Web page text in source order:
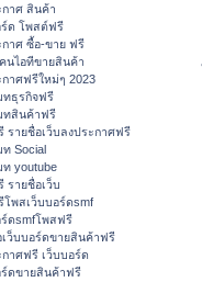
กาศ สินค้า
ร์ด โพสต์ฟรี
กาศ ซื้อ-ขาย ฟรี
นไอทีขายสินค้า
กาศฟรีใหม่ๆ 2023
ทธุรกิจฟรี
ทสินค้าฟรี
รายชื่อเว็บลงประกาศฟรี
Social
ท youtube
รายชื่อเว็บ
โพสเว็บบอร์ดsmf
ร์ดsmfโพสฟรี
เว็บบอร์ดขายสินค้าฟรี
กาศฟรี เว็บบอร์ด
ร์ดขายสินค้าฟรี